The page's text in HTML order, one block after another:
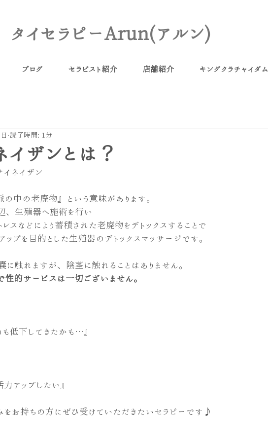
タイセラピーArun(アルン)
ブログ セラピスト紹介 店舗紹介 キングクラチャイダム
ザンとは？
読了時間: 1分
ネイザン
中の老廃物』という意味があります。
、生殖器へ施術を行い
スなどにより蓄積された老廃物をデトックスすることで
プを目的とした生殖器のデトックスマッサージです。
触れますが、陰茎に触れることはありません。
的サービスは一切ございません。
低下してきたかも…』
アップしたい』
お持ちの方にぜひ受けていただきたいセラピーです♪